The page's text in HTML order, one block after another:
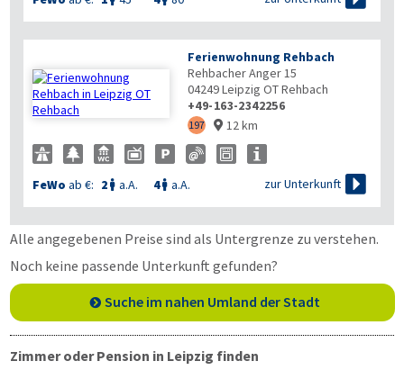
Ferienwohnung Rehbach
Rehbacher Anger 15
04249Leipzig OT Rehbach
+49-163-2342256
197  12 km
FeWo ab €: 2  a.A. 4 a.A. zur Unterkunft 
Alle angegebenen Preise sind als Untergrenze zu verstehen.
Noch keine passende Unterkunft gefunden?
Suche im nahen Umland der Stadt
Zimmer oder Pension in Leipzig finden